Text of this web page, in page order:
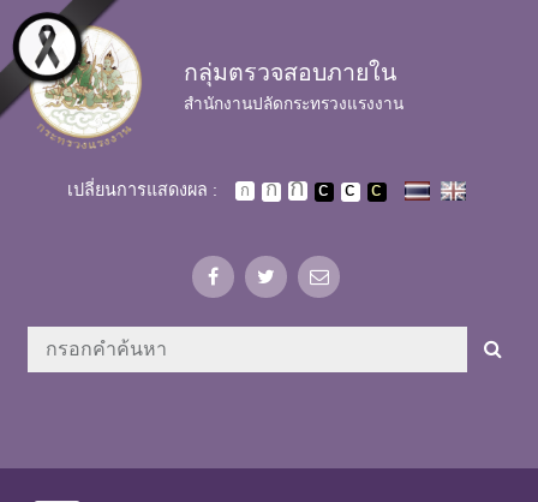
Skip to main content
กลุ่มตรวจสอบภายใน
สำนักงานปลัดกระทรวงแรงงาน
เปลี่ยนการแสดงผล :